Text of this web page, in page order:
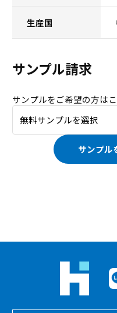
生産国
サンプル請求
サンプルをご希望の方は
サンプル